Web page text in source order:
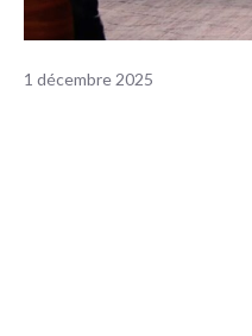
1 décembre 2025